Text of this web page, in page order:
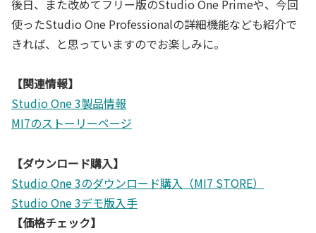
後日、また改めてフリー版のStudio One Primeや、今回
使ったStudio One Professionalの詳細機能なども紹介で
きれば、と思っていますのでお楽しみに。
【関連情報】
Studio One 3製品情報
MI7のストーリーページ
【ダウンロード購入】
Studio One 3のダウンロード購入（MI7 STORE）
Studio One 3デモ版入手
【価格チェック】